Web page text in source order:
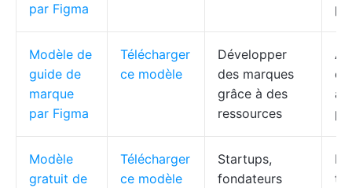
par Figma
Modèle de
guide de
marque
par Figma
Télécharger
ce modèle
Développer
des marques
grâce à des
ressources
Modèle
gratuit de
Télécharger
ce modèle
Startups,
fondateurs